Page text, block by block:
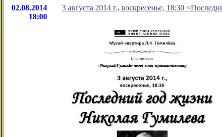
02.08.2014
18:00
3 августа 2014 г., воскресенье, 18:30